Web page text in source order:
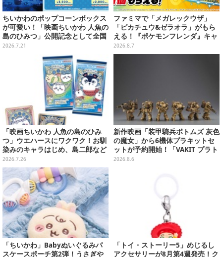
ちいかわのポップコーンボックス
が可愛い！「映画ちいかわ 人魚の
島のひみつ」公開記念として全国
劇場で販売決定、セイレーンドリ
ンクカップホルダーも
2026.7.21
ファミマで「メガレックウザ」
「ピカチュウ&ゼラオラ」がもら
える！『ポケモンフレンダ』キャ
ンペーンが8月11日開始
2026.8.7
「映画ちいかわ 人魚の島のひみ
つ」ウエハースにワクワク！お馴
染みのキャラはじめ、島二郎など
セイレーン編カード全22種
2026.7.26
新作映画「装甲騎兵ボトムズ 灰色
の魔女」から6機体プラキットセ
ットが予約開始！「VAKIT プラト
ーン」第1弾、各部関節可動仕様
2026.8.6
「ちいかわ」Babyぬいぐるみパ
スケースポーチ第2弾！うさぎや
「トイ・ストーリー5」めじるし
アクセサリーが8月第4週発売！ク